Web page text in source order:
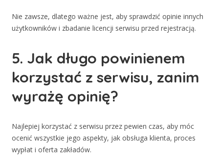
Nie zawsze, dlatego ważne jest, aby sprawdzić opinie innych
użytkowników i zbadanie licencji serwisu przed rejestracją.
5. Jak długo powinienem
korzystać z serwisu, zanim
wyrażę opinię?
Najlepiej korzystać z serwisu przez pewien czas, aby móc
ocenić wszystkie jego aspekty, jak obsługa klienta, proces
wypłat i oferta zakładów.